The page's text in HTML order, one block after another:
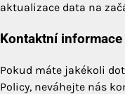
aktualizace data na
Kontaktní informace
Pokud máte jakékoli
Policy, neváhejte nás